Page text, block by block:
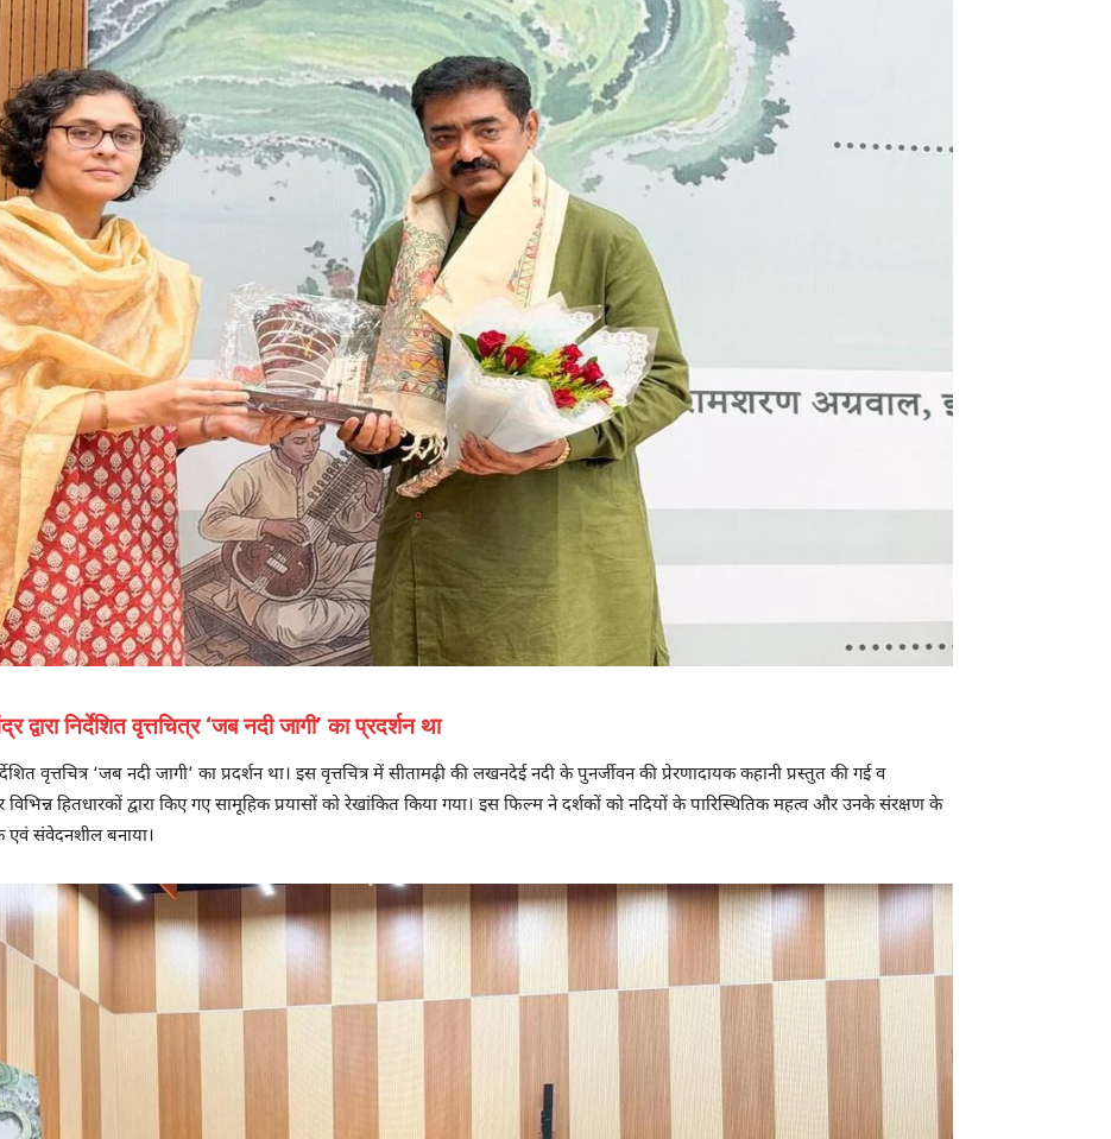
निर्देशित वृत्तचित्र ‘जब नदी जागी’ का प्रदर्शन था
वृत्तचित्र ‘जब नदी जागी’ का प्रदर्शन था। इस वृत्तचित्र में सीतामढ़ी की लखनदेई नदी के पुनर्जीवन की प्रेरणादायक कहानी प्रस्तुत की गई व
हितधारकों द्वारा किए गए सामूहिक प्रयासों को रेखांकित किया गया। इस फिल्म ने दर्शकों को नदियों के पारिस्थितिक महत्व और उनके संरक्षण के
एवं संवेदनशील बनाया।